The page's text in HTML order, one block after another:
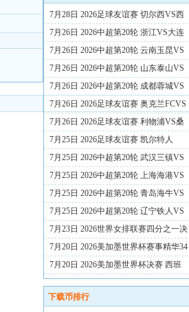
7月28日 2026足球友谊赛 切尔西VS西
悉尼漫步者 国语 1080P TS 6.66GB【百
度】
7月26日 2026中超第20轮 浙江VS大连
英博 国语 1080P TS 7.39GB【百度】
7月26日 2026中超第20轮 云南玉昆VS
深圳新鹏城 国语 1080P TS 7.32GB【百
度】
7月26日 2026中超第20轮 山东泰山VS
河南 国语 1080P TS 7.12GB【百度】
7月26日 2026中超第20轮 成都蓉城VS
北京国安 国语 1080P TS 6.80GB【百
度】
7月26日 2026足球友谊赛 奥克兰FCVS
热刺 国语 1080P TS 7.34GB【百度】
7月26日 2026足球友谊赛 利物浦VS桑
德兰 国语 1080P TS 6.67GB【百度】
7月25日 2026足球友谊赛 凯尔特人
VSAC米兰 国语 1080P TS 6.37GB【百
度】
7月25日 2026中超第20轮 武汉三镇VS
重庆铜梁龙 国语 1080P TS 7.12GB【百
度】
7月25日 2026中超第20轮 上海海港VS
上海申花 国语 1080P TS 5.60GB【百
度】
7月25日 2026中超第20轮 青岛海牛VS
天津津门虎 国语 1080P TS 7.37GB【百
度】
7月25日 2026中超第20轮 辽宁铁人VS
青岛西海岸 国语 1080P TS 5.72GB【百
度】
7月23日 2026世界女排联赛四分之一决
赛 美国VS中国 国语 1080P MP4
3.62GB【百度】
7月20日 2026美加墨世界杯赛事精华34
BBC高清英语 1080P TS 1.02GB【百
度】
7月20日 2026美加墨世界杯决赛 西班
牙VS阿根廷 英语 1080P MKV
GB【BT】
下载币排行